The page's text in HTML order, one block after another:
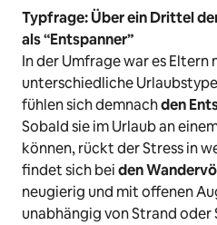
Typfrage: Über ein Drittel
als “Entspanner”
In der Umfrage war es Eltern
unterschiedliche
fühlen sich demnachden
Sobald sie im Urlaub an
können, rückt der Stress in
findet sich beiden
neugierig und mit offenen
unabhängig von Strand oder